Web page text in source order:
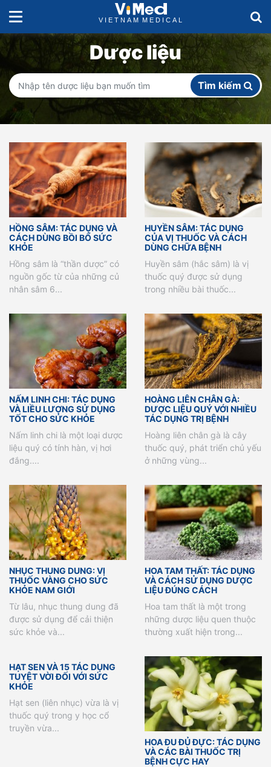
Dược liệu
Tìm kiếm
HỒNG SÂM: TÁC DỤNG VÀ
CÁCH DÙNG BỒI BỔ SỨC
KHỎE
Hồng sâm là “thần dược” có
nguồn gốc từ của những củ
nhân sâm 6...
HUYỀN SÂM: TÁC DỤNG
CỦA VỊ THUỐC VÀ CÁCH
DÙNG CHỮA BỆNH
Huyền sâm (hắc sâm) là vị
thuốc quý được sử dụng
trong nhiều bài thuốc...
NẤM LINH CHI: TÁC DỤNG
VÀ LIỀU LƯỢNG SỬ DỤNG
TỐT CHO SỨC KHỎE
Nấm linh chi là một loại dược
liệu quý có tính hàn, vị hơi
đắng....
HOÀNG LIÊN CHÂN GÀ:
DƯỢC LIỆU QUÝ VỚI NHIỀU
TÁC DỤNG TRỊ BỆNH
Hoàng liên chân gà là cây
thuốc quý, phát triển chủ yếu
ở những vùng...
NHỤC THUNG DUNG: VỊ
THUỐC VÀNG CHO SỨC
KHỎE NAM GIỚI
Từ lâu, nhục thung dung đã
được sử dụng để cải thiện
sức khỏe và...
HOA TAM THẤT: TÁC DỤNG
VÀ CÁCH SỬ DỤNG DƯỢC
LIỆU ĐÚNG CÁCH
Hoa tam thất là một trong
những dược liệu quen thuộc
thường xuất hiện trong...
HẠT SEN VÀ 15 TÁC DỤNG
TUYỆT VỜI ĐỐI VỚI SỨC
KHỎE
Hạt sen (liên nhục) vừa là vị
thuốc quý trong y học cổ
truyền vừa...
HOA ĐU ĐỦ ĐỰC: TÁC DỤNG
VÀ CÁC BÀI THUỐC TRỊ
BỆNH CỰC HAY